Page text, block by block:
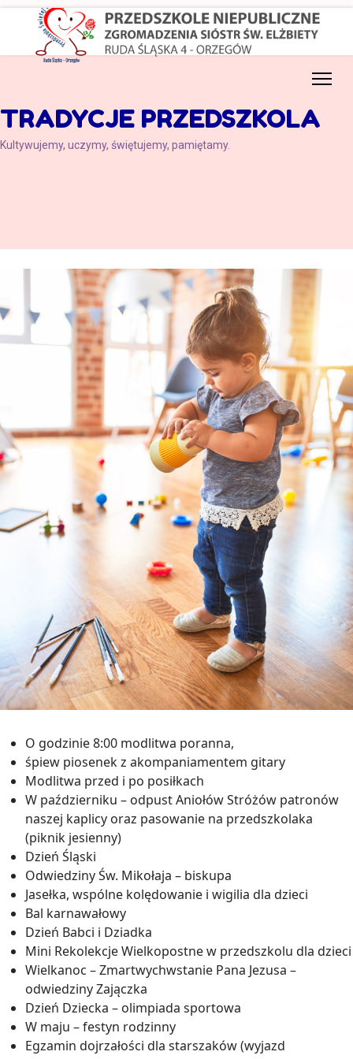
TRADYCJE PRZEDSZKOLA
Kultywujemy, uczymy, świętujemy, pamiętamy.
O godzinie 8:00 modlitwa poranna,
śpiew piosenek z akompaniamentem gitary
Modlitwa przed i po posiłkach
W październiku – odpust Aniołów Stróżów patronów
naszej kaplicy oraz pasowanie na przedszkolaka
(piknik jesienny)
Dzień Śląski
Odwiedziny Św. Mikołaja – biskupa
Jasełka, wspólne kolędowanie i wigilia dla dzieci
Bal karnawałowy
Dzień Babci i Dziadka
Mini Rekolekcje Wielkopostne w przedszkolu dla dzieci
Wielkanoc – Zmartwychwstanie Pana Jezusa –
odwiedziny Zajączka
Dzień Dziecka – olimpiada sportowa
W maju – festyn rodzinny
Egzamin dojrzałości dla starszaków (wyjazd